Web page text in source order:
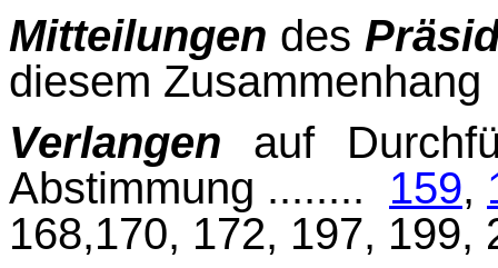
Mitteilungen des
diesem
Verlangen auf
Abstimmung ........ 159,
168,170, 172, 197, 199,